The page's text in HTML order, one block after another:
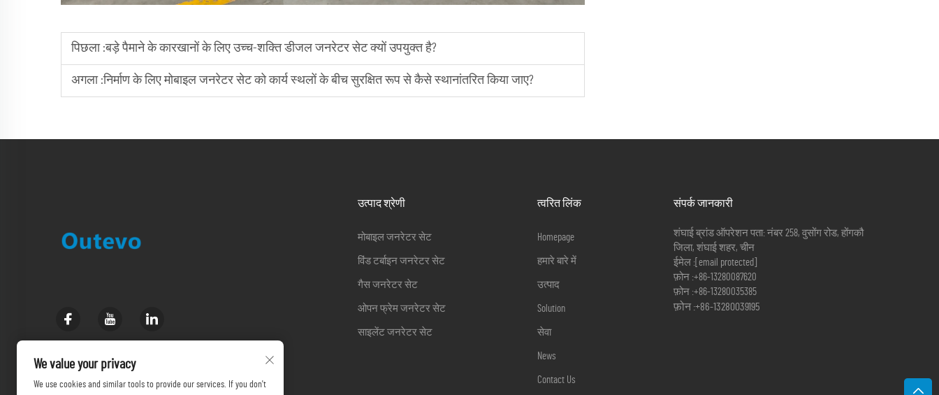
पिछला :बड़े पैमाने के कारखानों के लिए उच्च-शक्ति डीजल जनरेटर सेट क्यों उपयुक्त है?
अगला :निर्माण के लिए मोबाइल जनरेटर सेट को कार्य स्थलों के बीच सुरक्षित रूप से कैसे स्थानांतरित किया जाए?
उत्पाद श्रेणी
मोबाइल जनरेटर सेट
विंड टर्बाइन जनरेटर सेट
गैस जनरेटर सेट
ओपन फ्रेम जनरेटर सेट
साइलेंट जनरेटर सेट
त्वरित लिंक
Homepage
हमारे बारे में
उत्पाद
Solution
सेवा
News
Contact Us
संपर्क जानकारी
शंघाई ब्रांड ऑपरेशन पता: नंबर 258, वुसोंग रोड, होंगकौ
जिला, शंघाई शहर, चीन
ईमेल :[email protected]
फ़ोन :+86-13280087620
फ़ोन :+86-13280035385
फ़ोन :+86-13280039195
We value your privacy
We use cookies and similar tools to provide our services. If you don't